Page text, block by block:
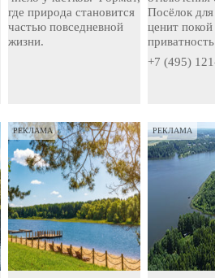
где природа становится
частью повседневной
жизни.
Посёлок
ценит
приватность
+7 (495)
РЕКЛАМА РЕКЛАМА